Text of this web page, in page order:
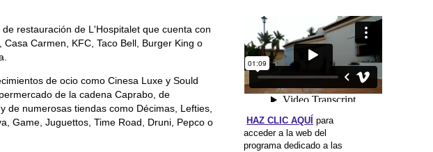
restauración de L'Hospitalet que cuenta con
Carmen, KFC, Taco Bell, Burger King o
de ocio como Cinesa Luxe y Sould
de la cadena Caprabo, de
de numerosas tiendas como Décimas, Lefties,
Game, Juguettos, Time Road, Druni, Pepco o
HAZ CLIC AQUÍ para
acceder a la web del
programa dedicado a las